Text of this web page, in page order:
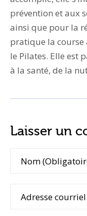
prévention et aux
ainsi que pour la
pratique la course
le Pilates. Elle est
à la santé, de la
Laisser un